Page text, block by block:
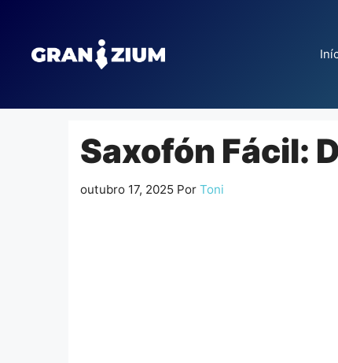
Saxofón Fácil:
outubro 17, 2025 Por Toni